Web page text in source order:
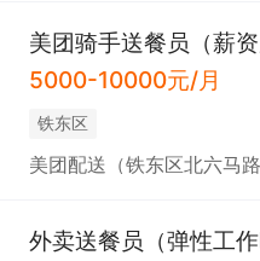
5000-10000元/月
铁东区
美团配送（铁东区北六马路
外卖送餐员（弹性工